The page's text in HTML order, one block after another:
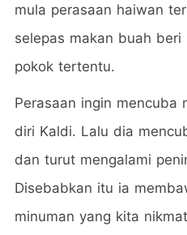
mula perasaan haiwan
selepas makan buah
pokok tertentu.
Perasaan ingin mencuba
diri Kaldi. Lalu dia
dan turut mengalami
Disebabkan itu ia
minuman yang kita